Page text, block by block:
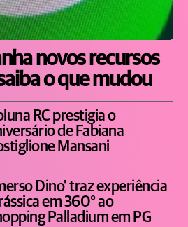
novos recursos
o que mudou
RC prestigia o
de Fabiana
Mansani
Dino' traz experiência
em 360° ao
Palladium em PG